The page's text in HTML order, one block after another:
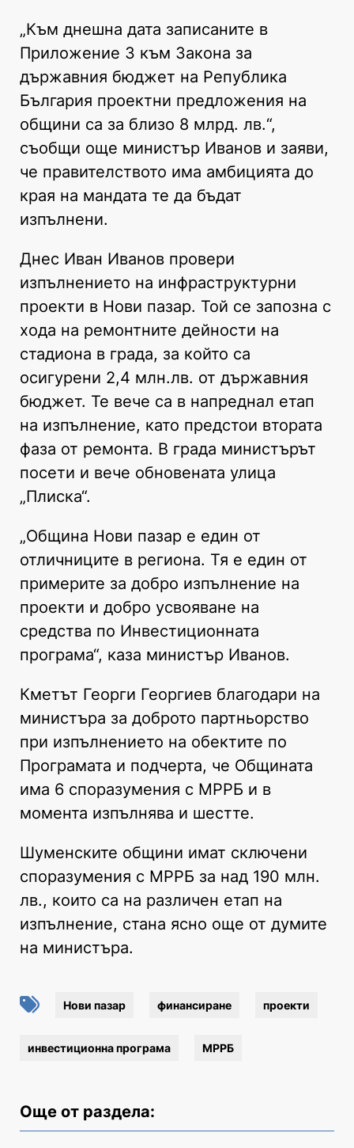
„Към днешна дата записаните в
Приложение 3 към Закона за
държавния бюджет на Република
България проектни предложения на
общини са за близо 8 млрд. лв.“,
съобщи още министър Иванов и заяви,
че правителството има амбицията до
края на мандата те да бъдат
изпълнени.
Днес Иван Иванов провери
изпълнението на инфраструктурни
проекти в Нови пазар. Той се запозна с
хода на ремонтните дейности на
стадиона в града, за който са
осигурени 2,4 млн.лв. от държавния
бюджет. Те вече са в напреднал етап
на изпълнение, като предстои втората
фаза от ремонта. В града министърът
посети и вече обновената улица
„Плиска“.
„Община Нови пазар е един от
отличниците в региона. Тя е един от
примерите за добро изпълнение на
проекти и добро усвояване на
средства по Инвестиционната
програма“, каза министър Иванов.
Кметът Георги Георгиев благодари на
министъра за доброто партньорство
при изпълнението на обектите по
Програмата и подчерта, че Общината
има 6 споразумения с МРРБ и в
момента изпълнява и шестте.
Шуменските общини имат сключени
споразумения с МРРБ за над 190 млн.
лв., които са на различен етап на
изпълнение, стана ясно още от думите
на министъра.
Нови пазар финансиране проекти
инвестиционна програма МРРБ
Още от раздела: